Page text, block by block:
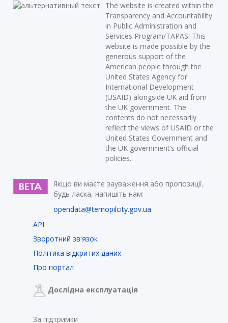
The website is created within the
Transparency and Accountability
in Public Administration and
Services Program/TAPAS. This
website is made possible by the
generous support of the
American people through the
United States Agency for
International Development
(USAID) alongside UK aid from
the UK government. The
contents do not necessarily
reflect the views of USAID or the
United States Government and
the UK government’s official
policies.
Якщо ви маєте зауваження або пропозиції,
будь ласка, напишіть нам:
opendata@ternopilcity.gov.ua
API
Зворотний зв'язок
Політика відкритих даних
Про портал
Дослідна експлуатація
За підтримки